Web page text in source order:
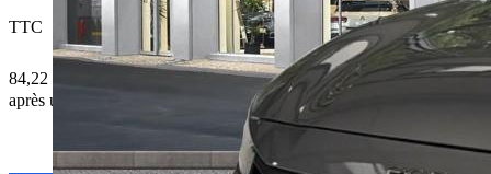
TTC
84,22 € /Mois
après un premier loyer de 2 997 €